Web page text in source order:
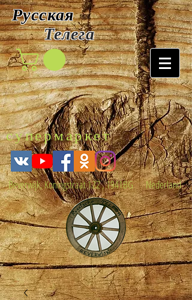
Русская
Телега
супермаркет
Beverwijk, Koningstraat 122 , 1941BG Nederland